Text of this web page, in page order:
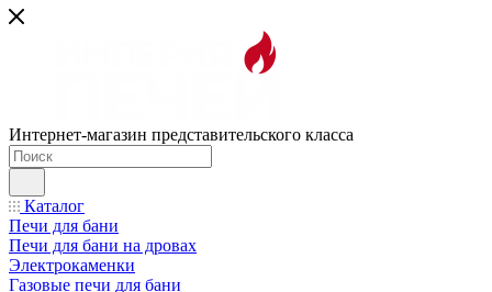
Интернет-магазин представительского класса
Каталог
Печи для бани
Печи для бани на дровах
Электрокаменки
Газовые печи для бани